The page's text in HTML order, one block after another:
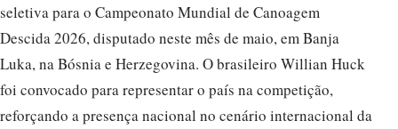
seletiva para o Campeonato Mundial de Canoagem
Descida 2026, disputado neste mês de maio, em Banja
Luka, na Bósnia e Herzegovina. O brasileiro Willian Huck
foi convocado para representar o país na competição,
reforçando a presença nacional no cenário internacional da